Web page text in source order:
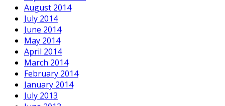
August 2014
July 2014
June 2014
May 2014
April 2014
March 2014
February 2014
January 2014
July 2013